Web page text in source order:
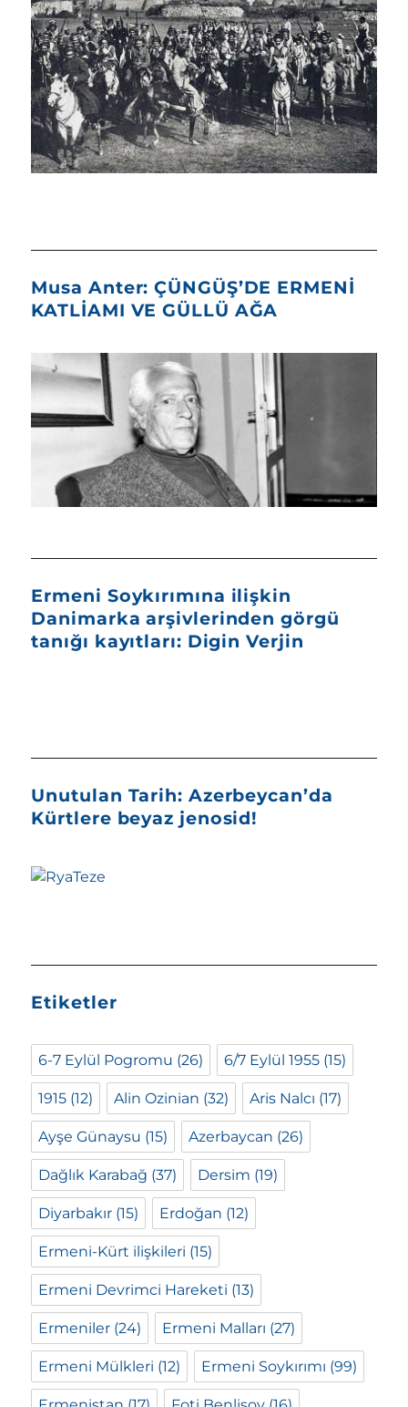
Musa Anter: ÇÜNGÜŞ’DE ERMENİ
KATLİAMI VE GÜLLÜ AĞA
Ermeni Soykırımına ilişkin
Danimarka arşivlerinden görgü
tanığı kayıtları: Digin Verjin
Unutulan Tarih: Azerbeycan’da
Kürtlere beyaz jenosid!
Etiketler
6-7 Eylül Pogromu (26) 6/7 Eylül 1955 (15)
1915 (12) Alin Ozinian (32) Aris Nalcı (17)
Ayşe Günaysu (15) Azerbaycan (26)
Dağlık Karabağ (37) Dersim (19)
Diyarbakır (15) Erdoğan (12)
Ermeni-Kürt ilişkileri (15)
Ermeni Devrimci Hareketi (13)
Ermeniler (24) Ermeni Malları (27)
Ermeni Mülkleri (12) Ermeni Soykırımı (99)